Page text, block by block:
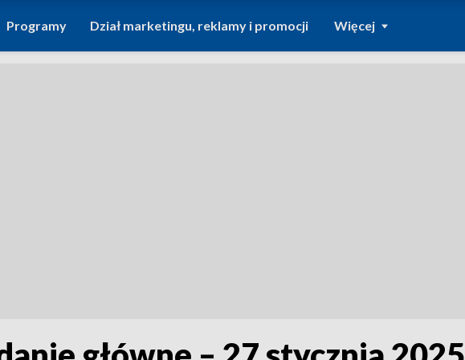
Programy Dział marketingu, reklamy i promocji Więcej